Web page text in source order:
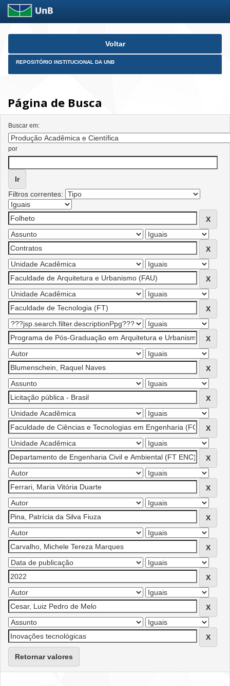
Skip
Voltar
REPOSITÓRIO INSTITUCIONAL DA UNB
Página de Busca
Buscar em:
por
Filtros correntes:
Retornar valores